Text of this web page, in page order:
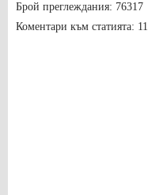
Брой преглеждания: 76317
Коментари към статията: 11